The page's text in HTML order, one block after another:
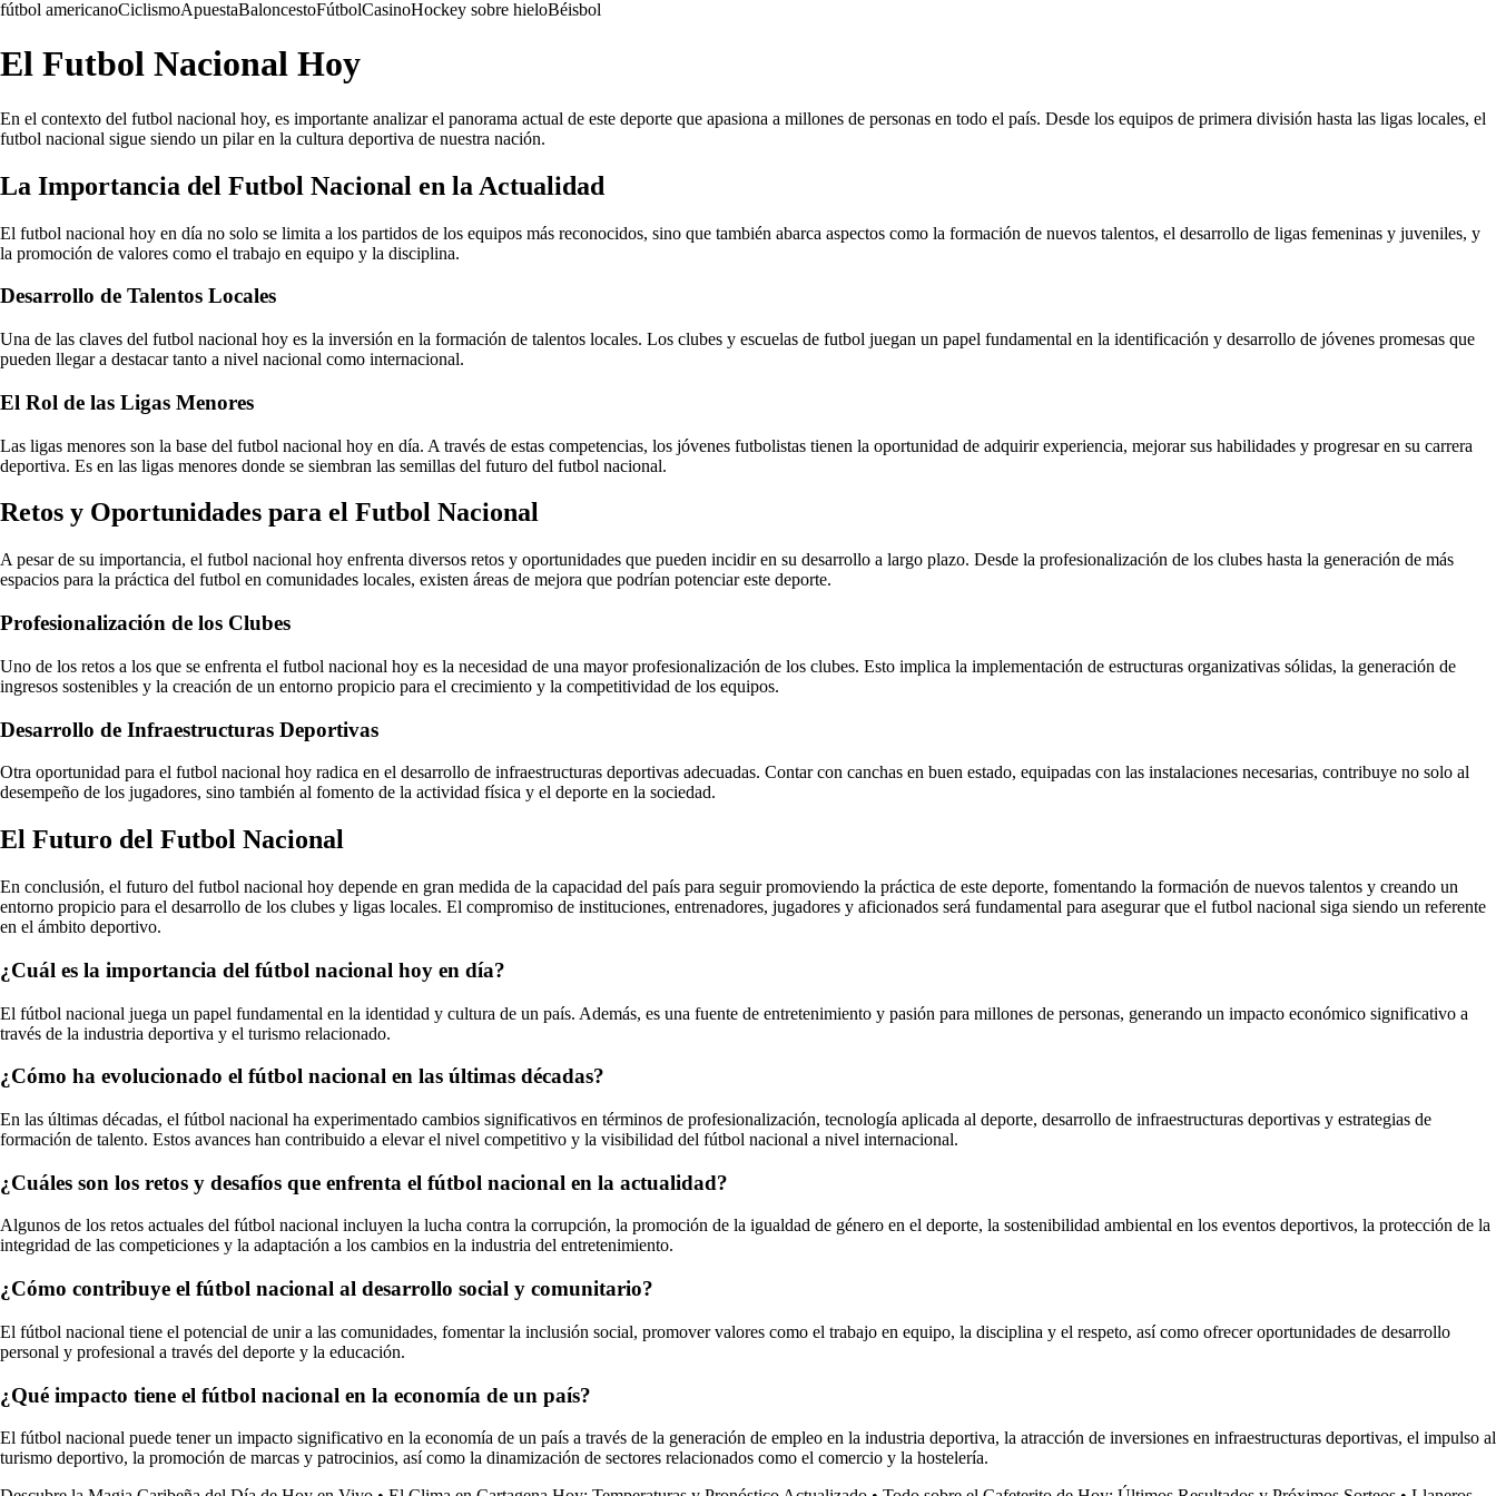
fútbol americanoCiclismoApuestaBaloncestoFútbolCasinoHockey sobre hieloBéisbol
El Futbol Nacional Hoy
En el contexto del futbol nacional hoy, es importante analizar el panorama actual de este deporte que apasiona a millones de personas en todo el país. Desde los equipos de primera división hasta las ligas locales, el
futbol nacional sigue siendo un pilar en la cultura deportiva de nuestra nación.
La Importancia del Futbol Nacional en la Actualidad
El futbol nacional hoy en día no solo se limita a los partidos de los equipos más reconocidos, sino que también abarca aspectos como la formación de nuevos talentos, el desarrollo de ligas femeninas y juveniles, y
la promoción de valores como el trabajo en equipo y la disciplina.
Desarrollo de Talentos Locales
Una de las claves del futbol nacional hoy es la inversión en la formación de talentos locales. Los clubes y escuelas de futbol juegan un papel fundamental en la identificación y desarrollo de jóvenes promesas que
pueden llegar a destacar tanto a nivel nacional como internacional.
El Rol de las Ligas Menores
Las ligas menores son la base del futbol nacional hoy en día. A través de estas competencias, los jóvenes futbolistas tienen la oportunidad de adquirir experiencia, mejorar sus habilidades y progresar en su carrera
deportiva. Es en las ligas menores donde se siembran las semillas del futuro del futbol nacional.
Retos y Oportunidades para el Futbol Nacional
A pesar de su importancia, el futbol nacional hoy enfrenta diversos retos y oportunidades que pueden incidir en su desarrollo a largo plazo. Desde la profesionalización de los clubes hasta la generación de más
espacios para la práctica del futbol en comunidades locales, existen áreas de mejora que podrían potenciar este deporte.
Profesionalización de los Clubes
Uno de los retos a los que se enfrenta el futbol nacional hoy es la necesidad de una mayor profesionalización de los clubes. Esto implica la implementación de estructuras organizativas sólidas, la generación de
ingresos sostenibles y la creación de un entorno propicio para el crecimiento y la competitividad de los equipos.
Desarrollo de Infraestructuras Deportivas
Otra oportunidad para el futbol nacional hoy radica en el desarrollo de infraestructuras deportivas adecuadas. Contar con canchas en buen estado, equipadas con las instalaciones necesarias, contribuye no solo al
desempeño de los jugadores, sino también al fomento de la actividad física y el deporte en la sociedad.
El Futuro del Futbol Nacional
En conclusión, el futuro del futbol nacional hoy depende en gran medida de la capacidad del país para seguir promoviendo la práctica de este deporte, fomentando la formación de nuevos talentos y creando un
entorno propicio para el desarrollo de los clubes y ligas locales. El compromiso de instituciones, entrenadores, jugadores y aficionados será fundamental para asegurar que el futbol nacional siga siendo un referente
en el ámbito deportivo.
¿Cuál es la importancia del fútbol nacional hoy en día?
El fútbol nacional juega un papel fundamental en la identidad y cultura de un país. Además, es una fuente de entretenimiento y pasión para millones de personas, generando un impacto económico significativo a
través de la industria deportiva y el turismo relacionado.
¿Cómo ha evolucionado el fútbol nacional en las últimas décadas?
En las últimas décadas, el fútbol nacional ha experimentado cambios significativos en términos de profesionalización, tecnología aplicada al deporte, desarrollo de infraestructuras deportivas y estrategias de
formación de talento. Estos avances han contribuido a elevar el nivel competitivo y la visibilidad del fútbol nacional a nivel internacional.
¿Cuáles son los retos y desafíos que enfrenta el fútbol nacional en la actualidad?
Algunos de los retos actuales del fútbol nacional incluyen la lucha contra la corrupción, la promoción de la igualdad de género en el deporte, la sostenibilidad ambiental en los eventos deportivos, la protección de la
integridad de las competiciones y la adaptación a los cambios en la industria del entretenimiento.
¿Cómo contribuye el fútbol nacional al desarrollo social y comunitario?
El fútbol nacional tiene el potencial de unir a las comunidades, fomentar la inclusión social, promover valores como el trabajo en equipo, la disciplina y el respeto, así como ofrecer oportunidades de desarrollo
personal y profesional a través del deporte y la educación.
¿Qué impacto tiene el fútbol nacional en la economía de un país?
El fútbol nacional puede tener un impacto significativo en la economía de un país a través de la generación de empleo en la industria deportiva, la atracción de inversiones en infraestructuras deportivas, el impulso al
turismo deportivo, la promoción de marcas y patrocinios, así como la dinamización de sectores relacionados como el comercio y la hostelería.